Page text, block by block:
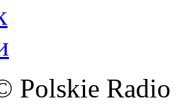
Polskie